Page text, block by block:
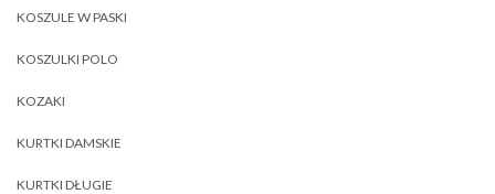
KOSZULE W PASKI
KOSZULKI POLO
KOZAKI
KURTKI DAMSKIE
KURTKI DŁUGIE